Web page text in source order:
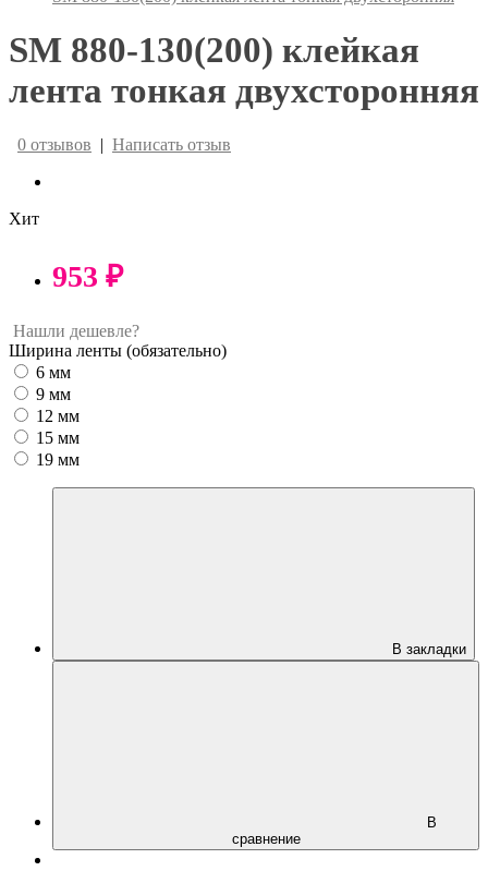
SM 880-130(200) клейкая
лента тонкая двухсторонняя
0 отзывов | Написать отзыв
Хит
953 ₽
Нашли дешевле?
Ширина ленты (обязательно)
6 мм
9 мм
12 мм
15 мм
19 мм
В закладки
В
сравнение